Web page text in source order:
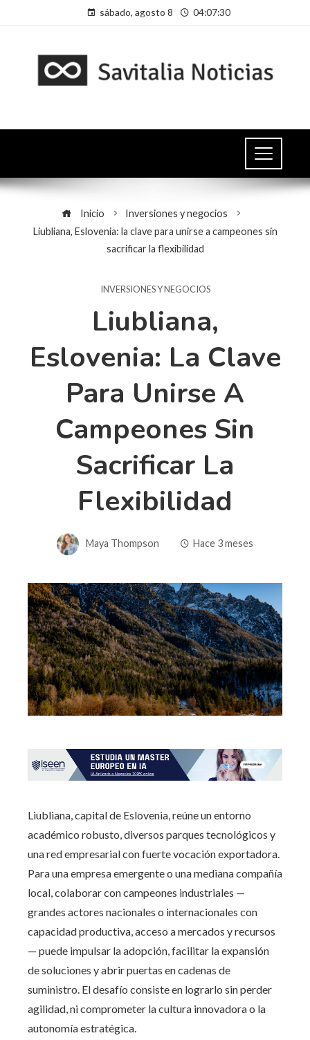
sábado, agosto 8 04:07:31
Inicio
Inversiones y negocios
Liubliana, Eslovenia: la clave para unirse a campeones sin
sacrificar la flexibilidad
INVERSIONES Y NEGOCIOS
Liubliana,
Eslovenia: La Clave
Para Unirse A
Campeones Sin
Sacrificar La
Flexibilidad
Maya Thompson Hace 3 meses
Liubliana, capital de Eslovenia, reúne un entorno
académico robusto, diversos parques tecnológicos y
una red empresarial con fuerte vocación exportadora.
Para una empresa emergente o una mediana compañía
local, colaborar con campeones industriales —
grandes actores nacionales o internacionales con
capacidad productiva, acceso a mercados y recursos
— puede impulsar la adopción, facilitar la expansión
de soluciones y abrir puertas en cadenas de
suministro. El desafío consiste en lograrlo sin perder
agilidad, ni comprometer la cultura innovadora o la
autonomía estratégica.